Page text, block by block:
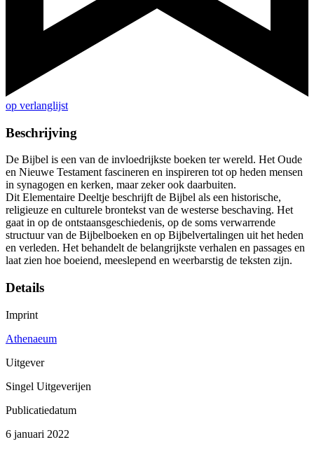
op verlanglijst
Beschrijving
De Bijbel is een van de invloedrijkste boeken ter wereld. Het Oude
en Nieuwe Testament fascineren en inspireren tot op heden mensen
in synagogen en kerken, maar zeker ook daarbuiten.
Dit Elementaire Deeltje beschrijft de Bijbel als een historische,
religieuze en culturele brontekst van de westerse beschaving. Het
gaat in op de ontstaansgeschiedenis, op de soms verwarrende
structuur van de Bijbelboeken en op Bijbelvertalingen uit het heden
en verleden. Het behandelt de belangrijkste verhalen en passages en
laat zien hoe boeiend, meeslepend en weerbarstig de teksten zijn.
Details
Imprint
Athenaeum
Uitgever
Singel Uitgeverijen
Publicatiedatum
6 januari 2022